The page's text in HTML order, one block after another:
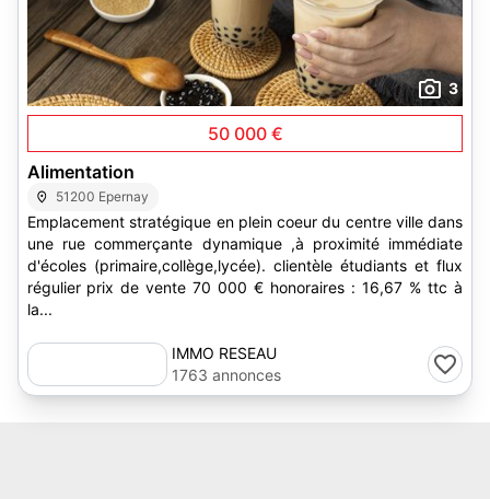
3
50 000 €
Alimentation
51200 Epernay
Emplacement stratégique en plein coeur du centre ville dans
une rue commerçante dynamique ,à proximité immédiate
d'écoles (primaire,collège,lycée). clientèle étudiants et flux
régulier prix de vente 70 000 € honoraires : 16,67 % ttc à
la...
IMMO RESEAU
1763 annonces